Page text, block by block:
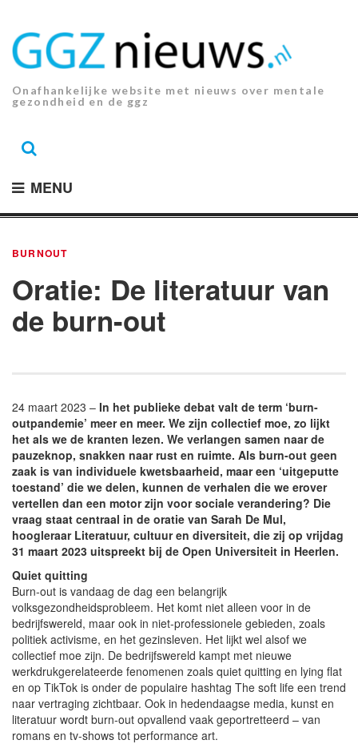
inhoud.
Onafhankelijke website met nieuws over mentale
gezondheid en de ggz
MENU
BURNOUT
Oratie: De literatuur van
de burn-out
24 maart 2023 – In het publieke debat valt de term ‘burn-
outpandemie’ meer en meer. We zijn collectief moe, zo lijkt
het als we de kranten lezen. We verlangen samen naar de
pauzeknop, snakken naar rust en ruimte. Als burn-out geen
zaak is van individuele kwetsbaarheid, maar een ‘uitgeputte
toestand’ die we delen, kunnen de verhalen die we erover
vertellen dan een motor zijn voor sociale verandering? Die
vraag staat centraal in de oratie van Sarah De Mul,
hoogleraar Literatuur, cultuur en diversiteit, die zij op vrijdag
31 maart 2023 uitspreekt bij de Open Universiteit in Heerlen.
Quiet quitting
Burn-out is vandaag de dag een belangrijk
volksgezondheidsprobleem. Het komt niet alleen voor in de
bedrijfswereld, maar ook in niet-professionele gebieden, zoals
politiek activisme, en het gezinsleven. Het lijkt wel alsof we
collectief moe zijn. De bedrijfswereld kampt met nieuwe
werkdrukgerelateerde fenomenen zoals quiet quitting en lying flat
en op TikTok is onder de populaire hashtag The soft life een trend
naar vertraging zichtbaar. Ook in hedendaagse media, kunst en
literatuur wordt burn-out opvallend vaak geportretteerd – van
romans en tv-shows tot performance art.